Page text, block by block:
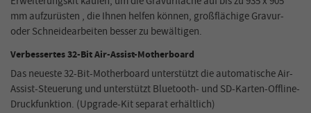
mm aufzurüsten , die Ihnen helfen können, großflächige Gravur-
oder Schneidearbeiten besser zu bewältigen.
Verbessertes 32-Bit Air-Assist-Motherboard
Das neueste 32-Bit-Motherboard unterstützt die automatische Air-
Assist-Steuerung und unterstützt Bluetooth- und SD-Karten-Offline-
Druckfunktion. (Upgrade-Kit separat erhältlich)